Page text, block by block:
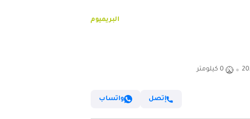
البريميوم
0 كيلومتر
إتصل واتساب